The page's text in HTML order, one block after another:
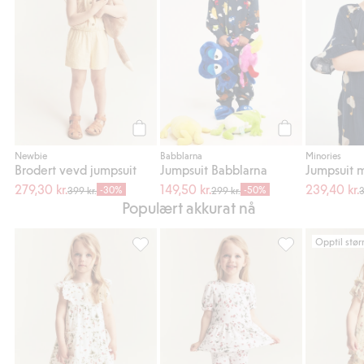
Legg til
Newbie
Brodert vevd jumpsuit
279,30 kr.399 kr. -30%
Babblarna
Jumpsuit Babblarna
149,50 kr.299 kr. -50%
Minories
Jumpsuit
239,40 kr.
Populært akkurat nå
Vevd kjole med markjordbær, Legg til i
Opptil